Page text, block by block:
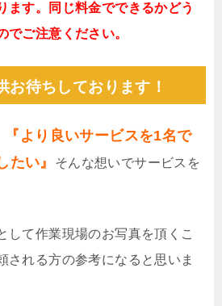
ます。同じ料金でできるかどう
でご注意ください。
お待ちしております！
『より良いサービスを1名で
たい』
そんな想いでサービスを
して作業現場のお写真を頂くこ
される方の参考になると思いま